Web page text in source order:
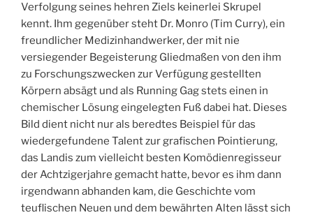
Verfolgung seines hehren Ziels keinerlei Skrupel
kennt. Ihm gegenüber steht Dr. Monro (Tim Curry), ein
freundlicher Medizinhandwerker, der mit nie
versiegender Begeisterung Gliedmaßen von den ihm
zu Forschungszwecken zur Verfügung gestellten
Körpern absägt und als Running Gag stets einen in
chemischer Lösung eingelegten Fuß dabei hat. Dieses
Bild dient nicht nur als beredtes Beispiel für das
wiedergefundene Talent zur grafischen Pointierung,
das Landis zum vielleicht besten Komödienregisseur
der Achtzigerjahre gemacht hatte, bevor es ihm dann
irgendwann abhanden kam, die Geschichte vom
teuflischen Neuen und dem bewährten Alten lässt sich